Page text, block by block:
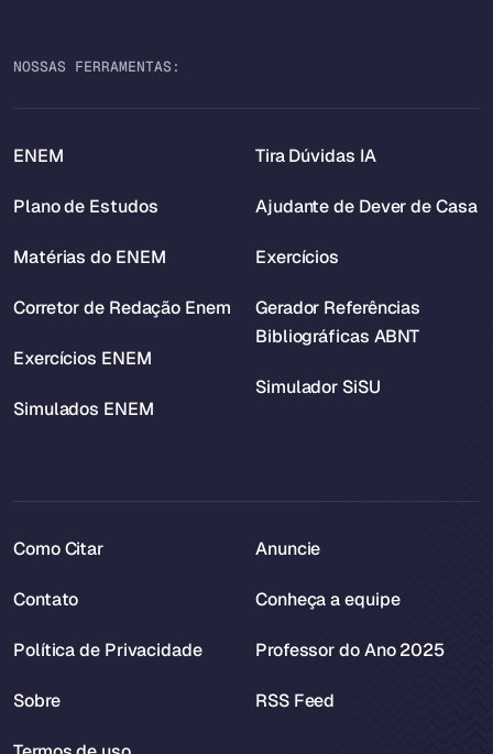
NOSSAS FERRAMENTAS:
ENEM
Plano de Estudos
Matérias do ENEM
Corretor de Redação Enem
Exercícios ENEM
Simulados ENEM
Tira Dúvidas IA
Ajudante de Dever de Casa
Exercícios
Gerador Referências
Bibliográficas ABNT
Simulador SiSU
Como Citar
Contato
Política de Privacidade
Sobre
Anuncie
Conheça a equipe
Professor do Ano 2025
RSS Feed